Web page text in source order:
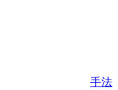
手法